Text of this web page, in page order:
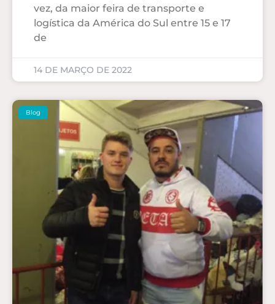
vez, da maior feira de transporte e
logística da América do Sul entre 15 e 17
de
14 DE MARÇO DE 2022
Blog